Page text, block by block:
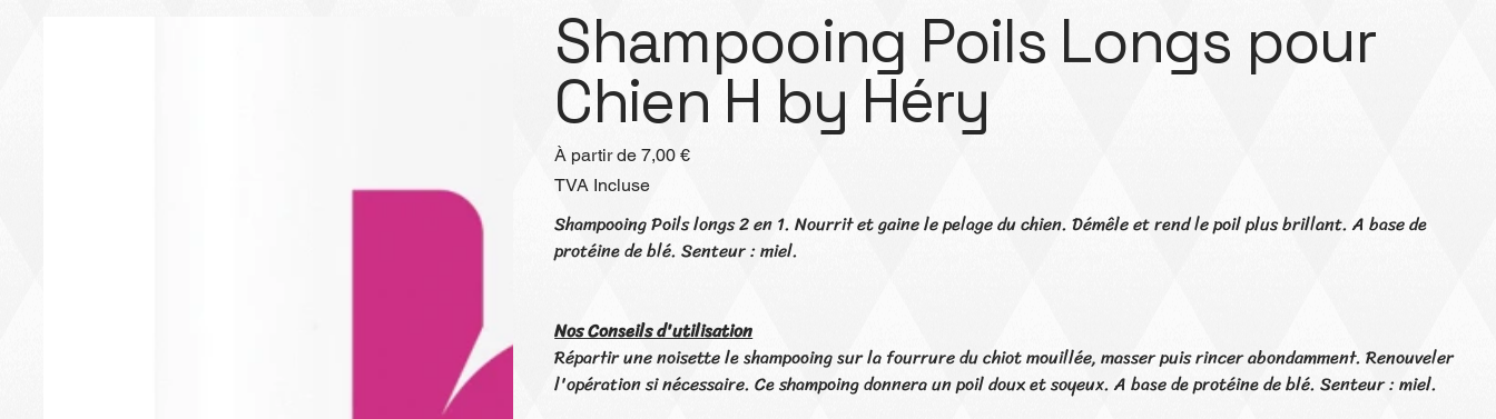
Shampooing Poils Longs pour
Chien H by Héry
À partir de Prix
7,00 €
TVA Incluse
Shampooing Poils longs 2 en 1. Nourrit et gaine le pelage du chien. Démêle et rend le poil plus brillant. A base de
protéine de blé. Senteur : miel.
Nos Conseils d'utilisation
Répartir une noisette le shampooing sur la fourrure du chiot mouillée, masser puis rincer abondamment. Renouveler
l'opération si nécessaire. Ce shampoing donnera un poil doux et soyeux. A base de protéine de blé. Senteur : miel.